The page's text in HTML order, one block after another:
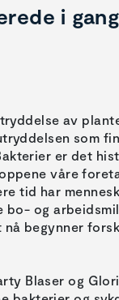
i
av
som
er det
våre
tid har
bo- og
begynner
Blaser og